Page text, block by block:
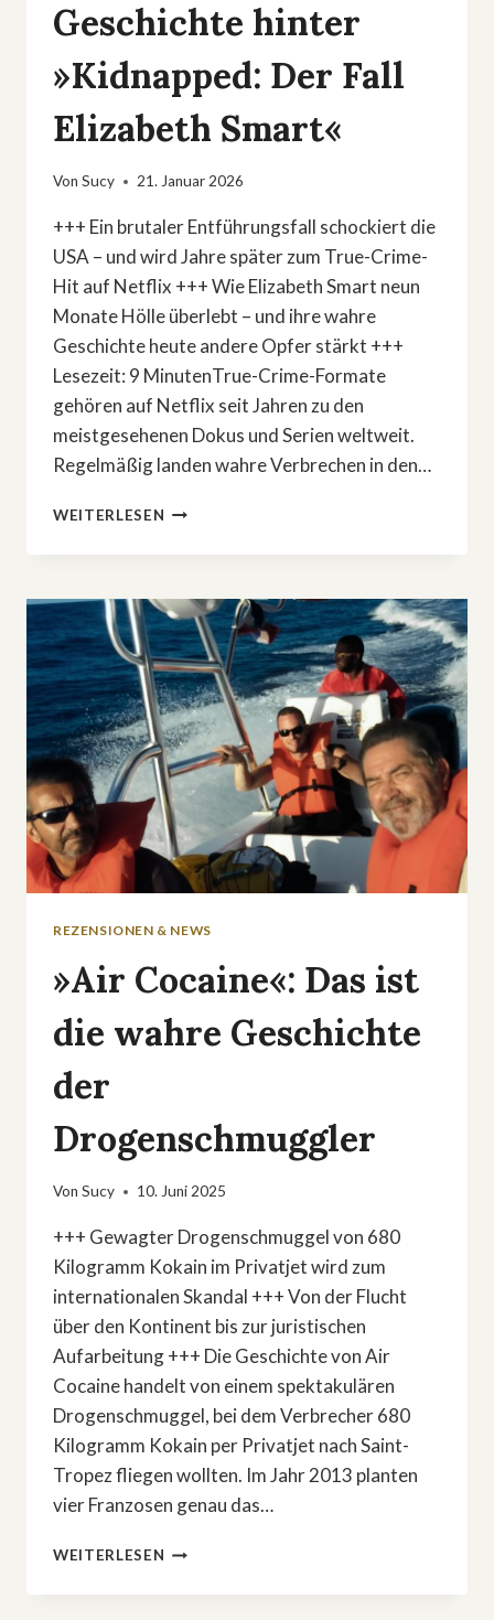
Geschichte hinter
»Kidnapped: Der Fall
Elizabeth Smart«
Von Sucy 21. Januar 2026
+++ Ein brutaler Entführungsfall schockiert die
USA – und wird Jahre später zum True-Crime-
Hit auf Netflix +++ Wie Elizabeth Smart neun
Monate Hölle überlebt – und ihre wahre
Geschichte heute andere Opfer stärkt +++
Lesezeit: 9 MinutenTrue-Crime-Formate
gehören auf Netflix seit Jahren zu den
meistgesehenen Dokus und Serien weltweit.
Regelmäßig landen wahre Verbrechen in den…
WEITERLESEN TRUE
DIE
GESCHICHTE
HINTER
»KIDNAPPED:
DER
FALL
ELIZABETH
SMART«
REZENSIONEN & NEWS
»Air Cocaine«: Das ist
die wahre Geschichte
der
Drogenschmuggler
Von Sucy 10. Juni 2025
+++ Gewagter Drogenschmuggel von 680
Kilogramm Kokain im Privatjet wird zum
internationalen Skandal +++ Von der Flucht
über den Kontinent bis zur juristischen
Aufarbeitung +++ Die Geschichte von Air
Cocaine handelt von einem spektakulären
Drogenschmuggel, bei dem Verbrecher 680
Kilogramm Kokain per Privatjet nach Saint-
Tropez fliegen wollten. Im Jahr 2013 planten
vier Franzosen genau das…
WEITERLESEN »AIR
DAS